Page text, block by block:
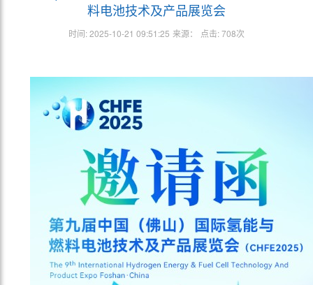
料电池技术及产品展览会
时间:2025-10-21 09:51:25 来源： 点击:708次